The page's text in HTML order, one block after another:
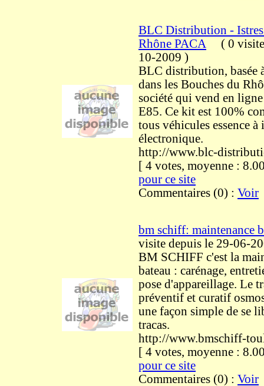
BLC Distribution -
Rhône PACA ( 0
10-2009 )
BLC distribution, basée
dans les Bouches du
société qui vend en
E85. Ce kit est 100%
tous véhicules essence
électronique.
http://www.blc-
[ 4 votes, moyenne :
pour ce site
Commentaires (0) : Voir
bm schiff: maintenance
visite depuis le 29-06-
BM SCHIFF c'est la
bateau : carénage,
pose d'appareillage. Le
préventif et curatif
une façon simple de se
tracas.
http://www.bmschiff-
[ 4 votes, moyenne :
pour ce site
Commentaires (0) : Voir